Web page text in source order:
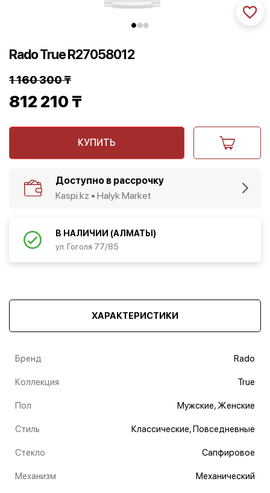
Rado True R27058012
1 160 300₸
Первоначальная
цена
составляла
160
812 210 ₸
Текущая
210 ₸.
КУПИТЬ
Доступно в рассрочку
Kaspi.kz • Halyk Market
В НАЛИЧИИ (АЛМАТЫ)
ул. Гоголя 77/85
ХАРАКТЕРИСТИКИ
Бренд Rado
Коллекция True
Пол Мужские, Женские
Стиль Классические, Повседневные
Стекло Сапфировое
Механизм Механический